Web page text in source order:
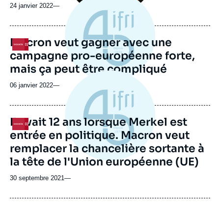
24 janvier 2022—
Logo
Macron veut gagner avec une
campagne pro-européenne forte,
mais ça peut être compliqué
06 janvier 2022—
Logo
Il avait 12 ans lorsque Merkel est
entrée en politique. Macron veut
remplacer la chancelière sortante à
la tête de l'Union européenne (UE)
30 septembre 2021—